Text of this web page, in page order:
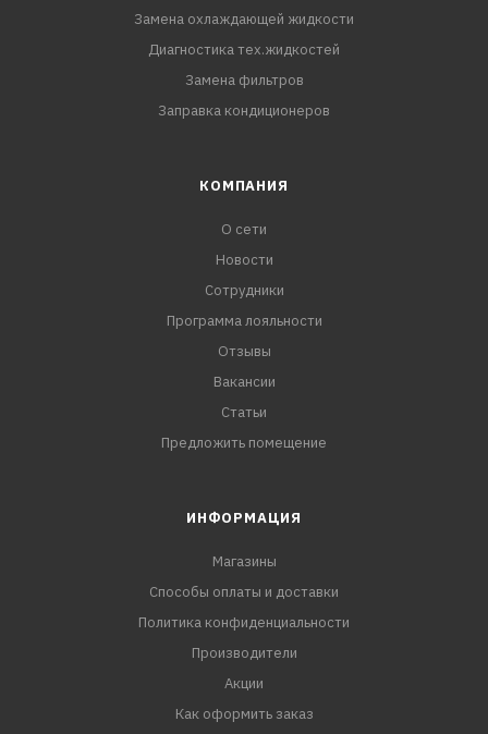
Замена охлаждающей жидкости
Диагностика тех.жидкостей
Замена фильтров
Заправка кондиционеров
КОМПАНИЯ
О сети
Новости
Сотрудники
Программа лояльности
Отзывы
Вакансии
Статьи
Предложить помещение
ИНФОРМАЦИЯ
Магазины
Способы оплаты и доставки
Политика конфиденциальности
Производители
Акции
Как оформить заказ